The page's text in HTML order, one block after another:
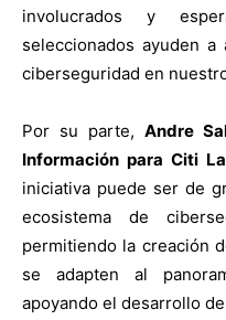
involucrados y
seleccionados ayuden
ciberseguridad en
Por su parte, Andre
Información para Citi
iniciativa puede ser de
ecosistema de
permitiendo la creación
se adapten al
apoyando el desarrollo